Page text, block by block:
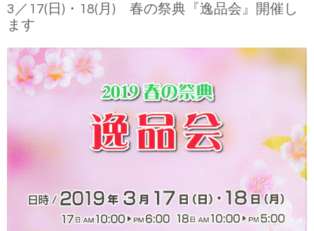
3／17(日)・18(月) 春の祭典『逸品会』開催し
ます